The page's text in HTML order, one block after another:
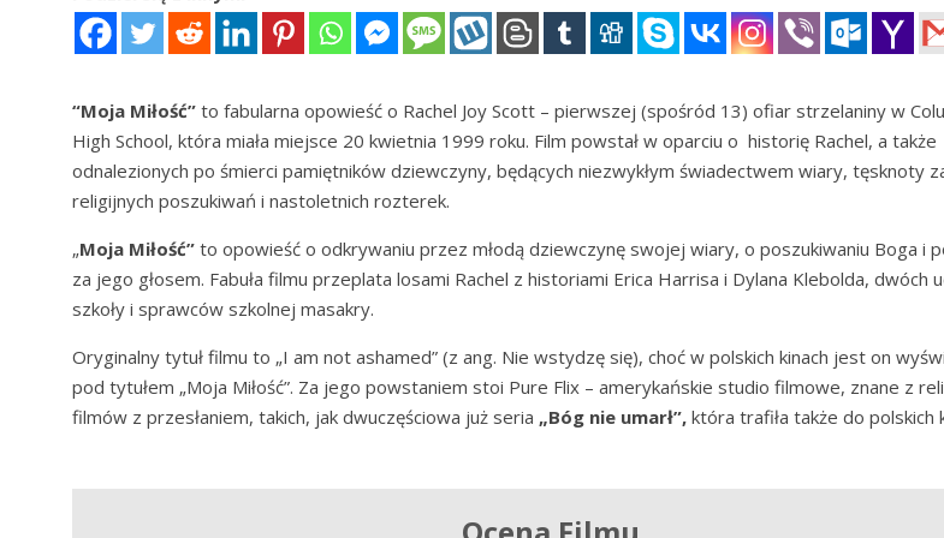
“Moja Miłość” to fabularna opowieść o Rachel Joy Scott – pierwszej (spośród 13) ofiar strzelaniny w
High School, która miała miejsce 20 kwietnia 1999 roku. Film powstał w oparciu o historię Rachel, a także
odnalezionych po śmierci pamiętników dziewczyny, będących niezwykłym świadectwem wiary, tęsknoty
religijnych poszukiwań i nastoletnich rozterek.
„Moja Miłość” to opowieść o odkrywaniu przez młodą dziewczynę swojej wiary, o poszukiwaniu Boga i
za jego głosem. Fabuła filmu przeplata losami Rachel z historiami Erica Harrisa i Dylana Klebolda, dwóch
szkoły i sprawców szkolnej masakry.
Oryginalny tytuł filmu to „I am not ashamed” (z ang. Nie wstydzę się), choć w polskich kinach jest on
pod tytułem „Moja Miłość”. Za jego powstaniem stoi Pure Flix – amerykańskie studio filmowe, znane z
filmów z przesłaniem, takich, jak dwuczęściowa już seria „Bóg nie umarł”, która trafiła także do polskich